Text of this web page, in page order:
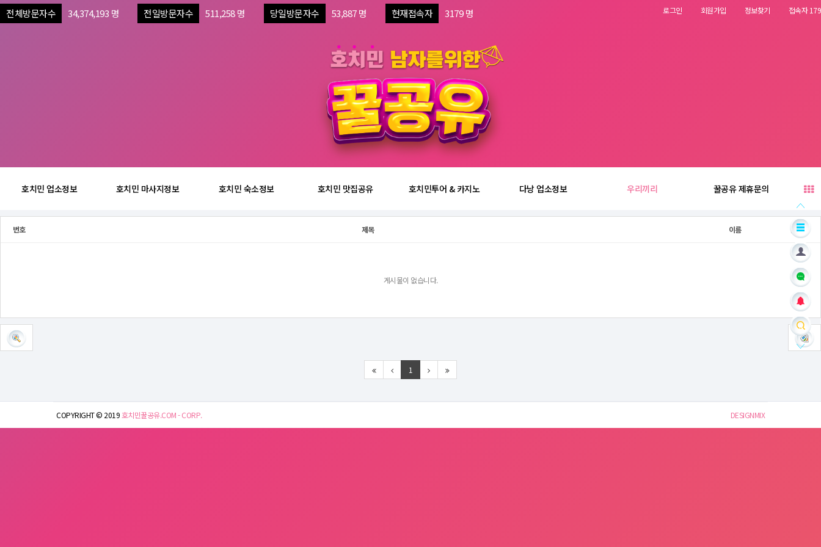
전체방문자수 34,374,193 명 전일방문자수 511,258 명 당일방문자수 53,887 명 현재접속자 3179 명 로그인 회원가입 정보찾기 접속자 179
호치민 업소정보 호치민 마사지정보 호치민 숙소정보 호치민 맛집공유 호치민투어 & 카지노 다낭 업소정보 우리끼리 꿀공유 제휴문의
번호 제목 이름 날짜
게시물이 없습니다.
1
COPYRIGHT © 2019호치민꿀공유.COM - CORP. DESIGNMIX